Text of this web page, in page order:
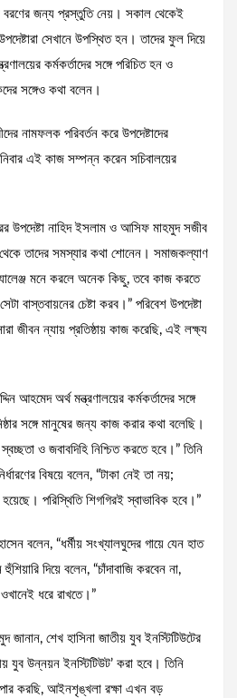
বরণের জন্য প্রস্তুতি নেয়। সকাল থেকেই
সেখানে উপস্থিত হন। তাদের ফুল দিয়ে
কর্মকর্তাদের সঙ্গে পরিচিত হন ও
সঙ্গেও কথা বলেন।
নামফলক পরিবর্তন করে উপদেষ্টাদের
এই কাজ সম্পন্ন করেন সচিবালয়ের
উপদেষ্টা নাহিদ ইসলাম ও আসিফ মাহমুদ সজীব
থেকে তাদের সমস্যার কথা শোনেন। সমাজকল্যাণ
মনে করলে অনেক কিছু, তবে কাজ করতে
বাস্তবায়নের চেষ্টা করব।” পরিবেশ উপদেষ্টা
জীবন ন্যায় প্রতিষ্ঠায় কাজ করেছি, এই লক্ষ্য
আহমেদ অর্থ মন্ত্রণালয়ের কর্মকর্তাদের সঙ্গে
সঙ্গে মানুষের জন্য কাজ করার কথা বলেছি।
ও জবাবদিহি নিশ্চিত করতে হবে।” তিনি
বিষয়ে বলেন, “টাকা নেই তা নয়;
পরিস্থিতি শিগগিরই স্বাভাবিক হবে।”
বলেন, “ধর্মীয় সংখ্যালঘুদের গায়ে যেন হাত
দিয়ে বলেন, “চাঁদাবাজি করবেন না,
ধরে রাখতে।”
জানান, শেখ হাসিনা জাতীয় যুব ইনস্টিটিউটের
যুব উন্নয়ন ইনস্টিটিউট’ করা হবে। তিনি
করছি, আইনশৃঙ্খলা রক্ষা এখন বড়